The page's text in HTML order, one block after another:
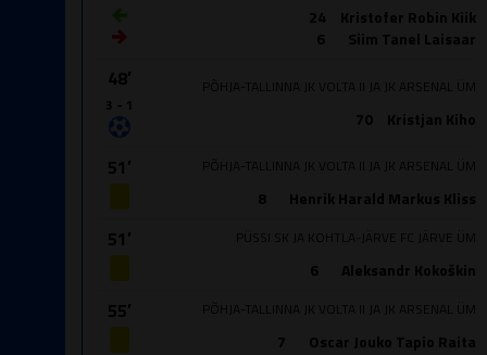
24
Kristofer Robin Kiik
6
Siim Tanel Laisaar
48′
3 - 1
70 Kristjan Kiho
PÕHJA-TALLINNA JK VOLTA II JA JK ARSENAL ÜM
51′
8 Henrik Harald Markus Kliss
PÕHJA-TALLINNA JK VOLTA II JA JK ARSENAL ÜM
51′
6 Aleksandr Kokoškin
PÜSSI SK JA KOHTLA-JÄRVE FC JÄRVE ÜM
55′
7 Oscar Jouko Tapio Raita
PÕHJA-TALLINNA JK VOLTA II JA JK ARSENAL ÜM